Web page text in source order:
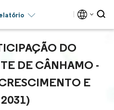
DO
DE CÂNHAMO -
E